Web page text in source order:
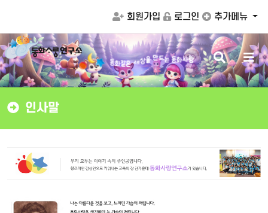
회원가입 로그인 추가메뉴
동화같은 세상을 만드는 동화사랑 검
색
버
튼
메
뉴
버
튼
인사말